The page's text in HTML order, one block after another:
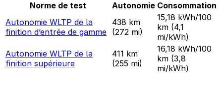
Norme de test
Autonomie Consommation
Autonomie WLTP de la
finition d’entrée de gamme
438 km
(272 mi)
15,18 kWh/100
km (4,1
mi/kWh)
Autonomie WLTP de la
finition supérieure
411 km
(255 mi)
16,18 kWh/100
km (3,8
mi/kWh)